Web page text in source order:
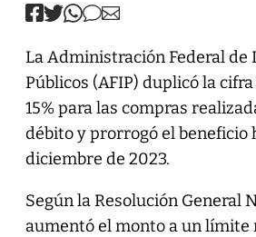
La Administración Federal de
Públicos (AFIP) duplicó la
15% para las compras
débito y prorrogó el beneficio
diciembre de 2023.
Según la Resolución General
aumentó el monto a un límite